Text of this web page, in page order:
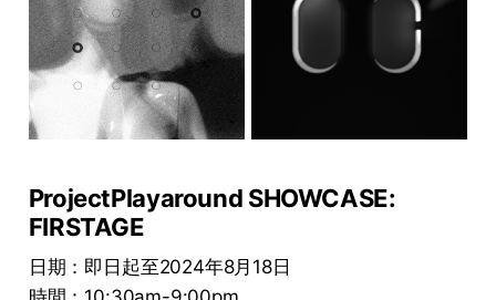
ProjectPlayaround SHOWCASE:
FIRSTAGE
日期：即日起至2024年8月18日